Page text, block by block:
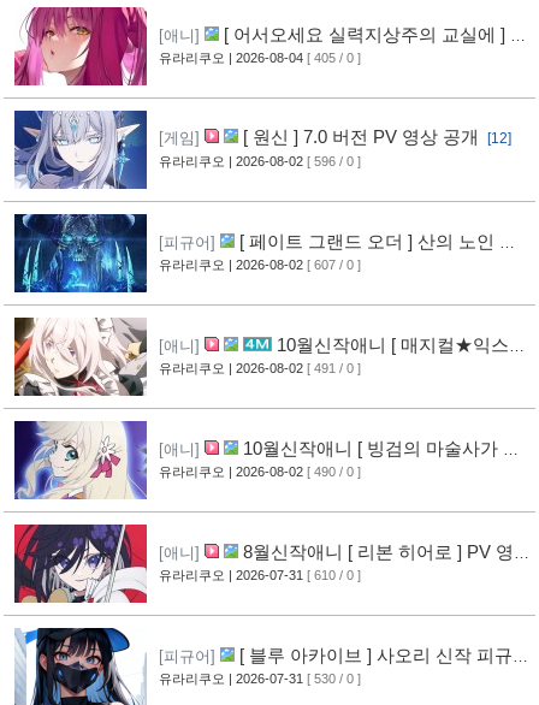
[애니]
[ 어서오세요 실력지상주의 교실에 ] 블
루레이 VOL.2 표지 공개 [6]
유라리쿠오 | 2026-08-04 [ 405 / 0 ]
[게임] [ 원신 ] 7.0 버전 PV 영상 공개 [12]
유라리쿠오 | 2026-08-02 [ 596 / 0 ]
[피규어]
[ 페이트 그랜드 오더 ] 산의 노인 신
작 피규어 공개 [16]
유라리쿠오 | 2026-08-02 [ 607 / 0 ]
[애니]
10월신작애니 [ 매지컬★익스플
로러 ] PV 영상 공개 [11]
유라리쿠오 | 2026-08-02 [ 491 / 0 ]
[애니]
10월신작애니 [ 빙검의 마술사가 세
계를 다스린다 ] 2기 PV 영상 공개
유라리쿠오 | 2026-08-02 [ 490 / 0 ]
[애니]
8월신작애니 [ 리본 히어로 ] PV 영
상 공개
[11]
유라리쿠오 | 2026-07-31 [ 610 / 0 ]
[피규어]
[ 블루 아카이브 ] 사오리 신작 피규어
공개 [10]
유라리쿠오 | 2026-07-31 [ 530 / 0 ]